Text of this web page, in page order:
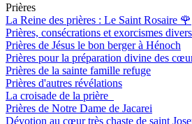
Prières
La Reine des prières : Le Saint Rosaire 🌹
Prières, consécrations et exorcismes divers
Prières de Jésus le bon berger à Hénoch
Prières pour la préparation divine des
Prières de la sainte famille refuge
Prières d'autres révélations
La croisade de la prière
Prières de Notre Dame de Jacarei
Dévotion au cœur très chaste de saint